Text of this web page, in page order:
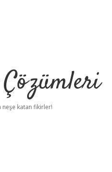
neşe katan fikirler!